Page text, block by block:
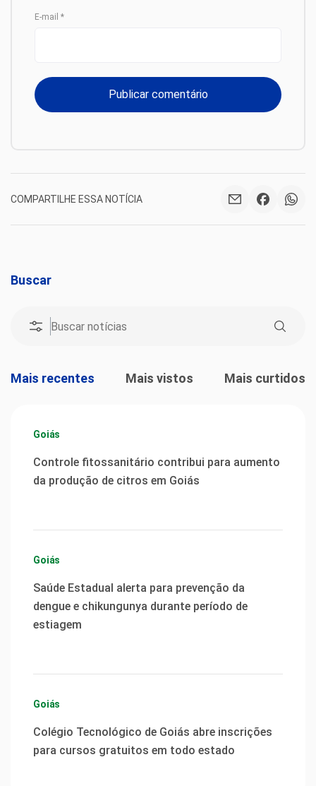
E-mail *
COMPARTILHE ESSA NOTÍCIA
Buscar
Mais recentes Mais vistos Mais curtidos
Goiás
Controle fitossanitário contribui para aumento
da produção de citros em Goiás
Goiás
Saúde Estadual alerta para prevenção da
dengue e chikungunya durante período de
estiagem
Goiás
Colégio Tecnológico de Goiás abre inscrições
para cursos gratuitos em todo estado